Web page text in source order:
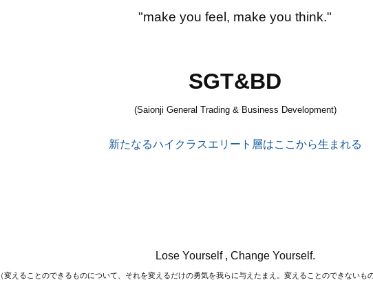
"make you feel, make you think."
SGT&BD
(Saionji General Trading & Business Development)
新たなるハイクラスエリート層はここから生まれる
Lose Yourself , Change Yourself.
（変えることのできるものについて、それを変えるだけの勇気を我らに与えたまえ。変えることのできないも